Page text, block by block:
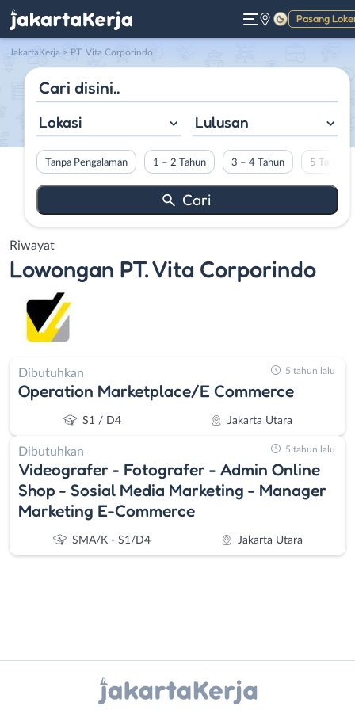
Pasang
Gelap
JakartaKerja > PT. Vita Corporindo
Lokasi Lulusan
Tanpa Pengalaman 1 – 2 Tahun 3 – 4 Tahun 5 Tahun
Riwayat
Lowongan PT. Vita Corporindo
Dibutuhkan
Operation Marketplace/E Commerce
S1 / D4 Jakarta Utara
5 tahun lalu
Dibutuhkan
Videografer - Fotografer - Admin Online
Shop - Sosial Media Marketing - Manager
Marketing E-Commerce
SMA/K - S1/D4 Jakarta Utara
5 tahun lalu
X - Twitter Telegram
Kanal Lainnya..